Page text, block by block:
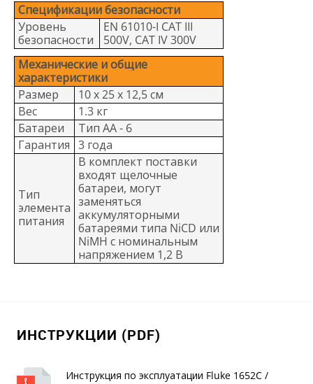
Спецификации безопасности
Уровень
безопасности
EN 61010-I CAT III
500V, CAT IV 300V
Механические и общие
характеристики
Размер
10 x 25 x 12,5 см
Вес
1.3 кг
Батареи
Тип АА - 6
Гарантия 3 года
Тип
элемента
питания
В комплект поставки
входят щелочные
батареи, могут
заменяться
аккумуляторными
батареями типа NiCD или
NiMH с номинальным
напряжением 1,2 В
ИНСТРУКЦИИ (PDF)
Инструкция по эксплуатации Fluke 1652C /